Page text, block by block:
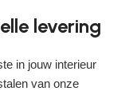
levering
in jouw interieur
van onze